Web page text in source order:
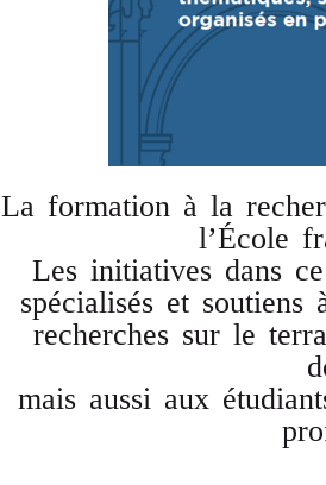
La formation à la
l’École
Les initiatives dans
spécialisés et
recherches sur le
mais aussi aux